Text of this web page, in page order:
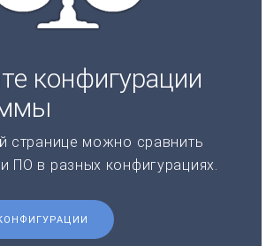
конфигурации
странице можно сравнить
ПО в разных конфигурациях.